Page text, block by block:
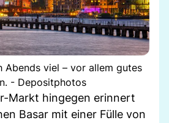
Abends viel – vor allem gutes
- Depositphotos
Markt hingegen erinnert
Basar mit einer Fülle von